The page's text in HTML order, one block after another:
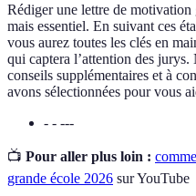
Rédiger une lettre de motivation
mais essentiel. En suivant ces
vous aurez toutes les clés en
qui captera l’attention des jurys.
conseils supplémentaires et à
avons sélectionnées pour vous
- - ---
📺 Pour aller plus loin :
grande école 2026 sur YouTube